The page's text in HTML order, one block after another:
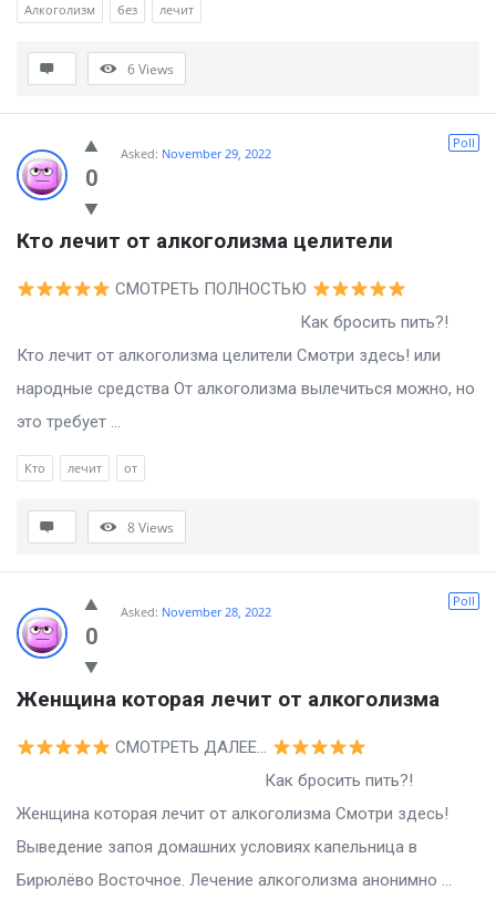
Алкоголизм без лечит
6Views
0
Poll
Asked: November 29, 2022
Кто лечит от алкоголизма целители
СМОТРЕТЬ ПОЛНОСТЬЮ
Как бросить пить?!
Кто лечит от алкоголизма целители Смотри здесь! или
народные средства От алкоголизма вылечиться можно, но
это требует ...
Кто лечит от
8Views
0
Poll
Asked: November 28, 2022
Женщина которая лечит от алкоголизма
СМОТРЕТЬ ДАЛЕЕ…
Как бросить пить?!
Женщина которая лечит от алкоголизма Смотри здесь!
Выведение запоя домашних условиях капельница в
Бирюлёво Восточное. Лечение алкоголизма анонимно ...